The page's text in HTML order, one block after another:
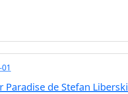
Paradise de Stefan Liberski